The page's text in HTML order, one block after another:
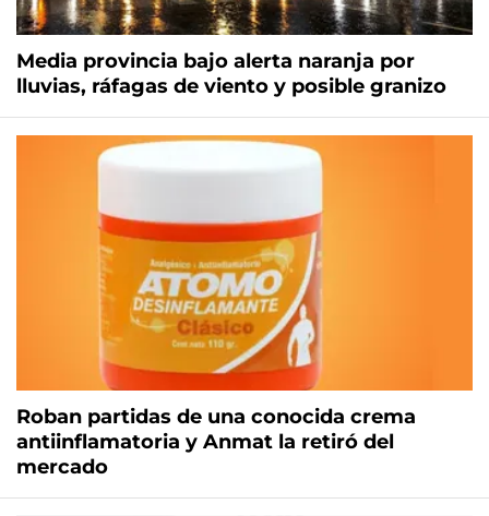
Media provincia bajo alerta naranja por
lluvias, ráfagas de viento y posible granizo
Roban partidas de una conocida crema
antiinflamatoria y Anmat la retiró del
mercado